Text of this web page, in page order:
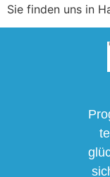
Sie finden uns in